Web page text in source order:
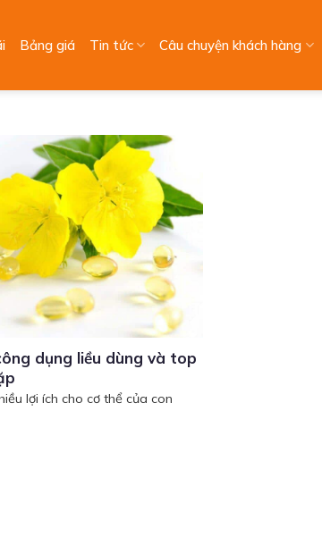
Bảng giá Tin tức Câu chuyện khách hàng
dụng liều dùng và top
lợi ích cho cơ thể của con